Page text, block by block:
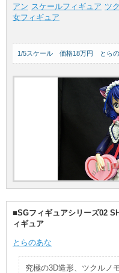
アン スケールフィギュア ツ
女フィギュア
1/5スケール 価格18万円 とらの
■SGフィギュアシリーズ02
ィギュア
とらのあな
究極の3D造形、ツクルノ